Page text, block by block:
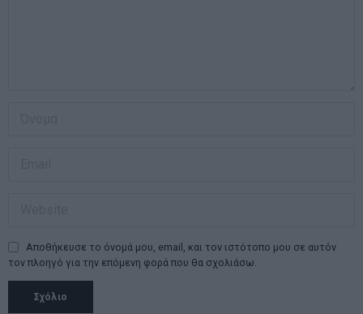
Αποθήκευσε το όνομά μου, email, και τον ιστότοπο μου σε αυτόν
τον πλοηγό για την επόμενη φορά που θα σχολιάσω.